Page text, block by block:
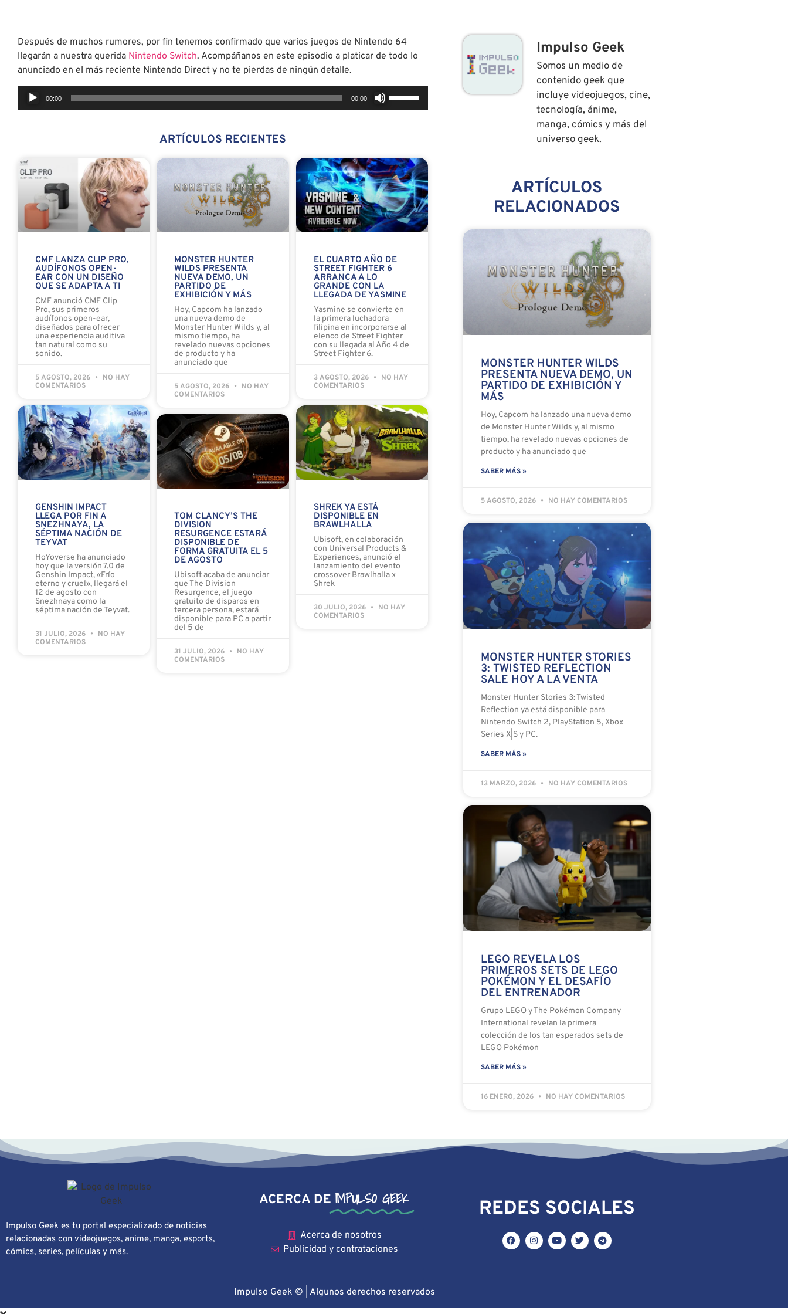
Después de muchos rumores, por fin tenemos confirmado que varios juegos de Nintendo 64
llegarán a nuestra querida Nintendo Switch. Acompáñanos en este episodio a platicar de todo lo
anunciado en el más reciente Nintendo Direct y no te pierdas de ningún detalle.
Reproductor
00:00 00:00
arriba/abajo
para
aumentar
o
disminuir
el
ARTÍCULOS RECIENTES
CMF LANZA CLIP PRO,
AUDÍFONOS OPEN-
EAR CON UN DISEÑO
QUE SE ADAPTA A TI
CMF anunció CMF Clip
Pro, sus primeros
audífonos open-ear,
diseñados para ofrecer
una experiencia auditiva
tan natural como su
sonido.
5 AGOSTO, 2026
NO HAY
COMENTARIOS
MONSTER HUNTER
WILDS PRESENTA
NUEVA DEMO, UN
PARTIDO DE
EXHIBICIÓN Y MÁS
Hoy, Capcom ha lanzado
una nueva demo de
Monster Hunter Wilds y, al
mismo tiempo, ha
revelado nuevas opciones
de producto y ha
anunciado que
5 AGOSTO, 2026
NO HAY
COMENTARIOS
EL CUARTO AÑO DE
STREET FIGHTER 6
ARRANCA A LO
GRANDE CON LA
LLEGADA DE YASMINE
Yasmine se convierte en
la primera luchadora
filipina en incorporarse al
elenco de Street Fighter
con su llegada al Año 4 de
Street Fighter 6.
3 AGOSTO, 2026
NO HAY
COMENTARIOS
GENSHIN IMPACT
LLEGA POR FIN A
SNEZHNAYA, LA
SÉPTIMA NACIÓN DE
TEYVAT
HoYoverse ha anunciado
hoy que la versión 7.0 de
Genshin Impact, «Frío
eterno y cruel», llegará el
12 de agosto con
Snezhnaya como la
séptima nación de Teyvat.
31 JULIO, 2026
NO HAY
COMENTARIOS
TOM CLANCY’S THE
DIVISION
RESURGENCE ESTARÁ
DISPONIBLE DE
FORMA GRATUITA EL 5
DE AGOSTO
Ubisoft acaba de anunciar
que The Division
Resurgence, el juego
gratuito de disparos en
tercera persona, estará
disponible para PC a partir
del 5 de
31 JULIO, 2026
NO HAY
COMENTARIOS
SHREK YA ESTÁ
DISPONIBLE EN
BRAWLHALLA
Ubisoft, en colaboración
con Universal Products &
Experiences, anunció el
lanzamiento del evento
crossover Brawlhalla x
Shrek
30 JULIO, 2026
NO HAY
COMENTARIOS
Impulso Geek
Somos un medio de
contenido geek que
incluye videojuegos, cine,
tecnología, ánime,
manga, cómics y más del
universo geek.
ARTÍCULOS
RELACIONADOS
MONSTER HUNTER WILDS
PRESENTA NUEVA DEMO, UN
PARTIDO DE EXHIBICIÓN Y
MÁS
Hoy, Capcom ha lanzado una nueva demo
de Monster Hunter Wilds y, al mismo
tiempo, ha revelado nuevas opciones de
producto y ha anunciado que
SABER MÁS »
5 AGOSTO, 2026 NO HAY COMENTARIOS
MONSTER HUNTER STORIES
3: TWISTED REFLECTION
SALE HOY A LA VENTA
Monster Hunter Stories 3: Twisted
Reflection ya está disponible para
Nintendo Switch 2, PlayStation 5, Xbox
Series X|S y PC.
SABER MÁS »
13 MARZO, 2026 NO HAY COMENTARIOS
LEGO REVELA LOS
PRIMEROS SETS DE LEGO
POKÉMON Y EL DESAFÍO
DEL ENTRENADOR
Grupo LEGO y The Pokémon Company
International revelan la primera
colección de los tan esperados sets de
LEGO Pokémon
SABER MÁS »
16 ENERO, 2026 NO HAY COMENTARIOS
Impulso Geek es tu portal especializado de noticias
relacionadas con videojuegos, anime, manga, esports,
cómics, series, películas y más.
ACERCA DE IMPULSO GEEK
Acerca de nosotros
Publicidad y contrataciones
REDES SOCIALES
Impulso Geek © | Algunos derechos reservados